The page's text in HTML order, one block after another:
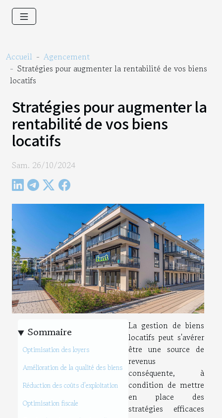
Accueil
Agencement
Stratégies pour augmenter la rentabilité de vos biens
locatifs
Stratégies pour augmenter la
rentabilité de vos biens
locatifs
Sam. 26/10/2024
Sommaire
Optimisation des loyers
Amélioration de la qualité des biens
Réduction des coûts d'exploitation
Optimisation fiscale
La gestion de biens
locatifs peut s'avérer
être une source de
revenus
conséquente, à
condition de mettre
en place des
stratégies efficaces